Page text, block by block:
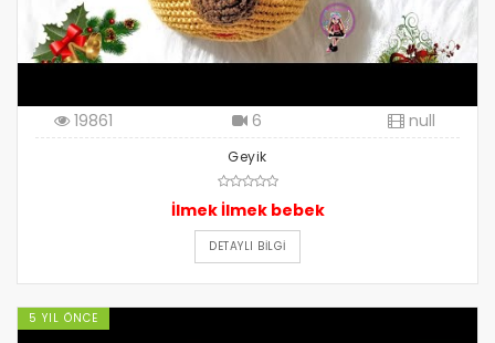
19861 6 null
Geyik
İlmek İlmek bebek
DETAYLI BILGI
5 YIL ÖNCE